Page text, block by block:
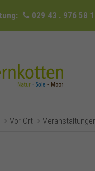
029 43 . 976 58
Vor Ort